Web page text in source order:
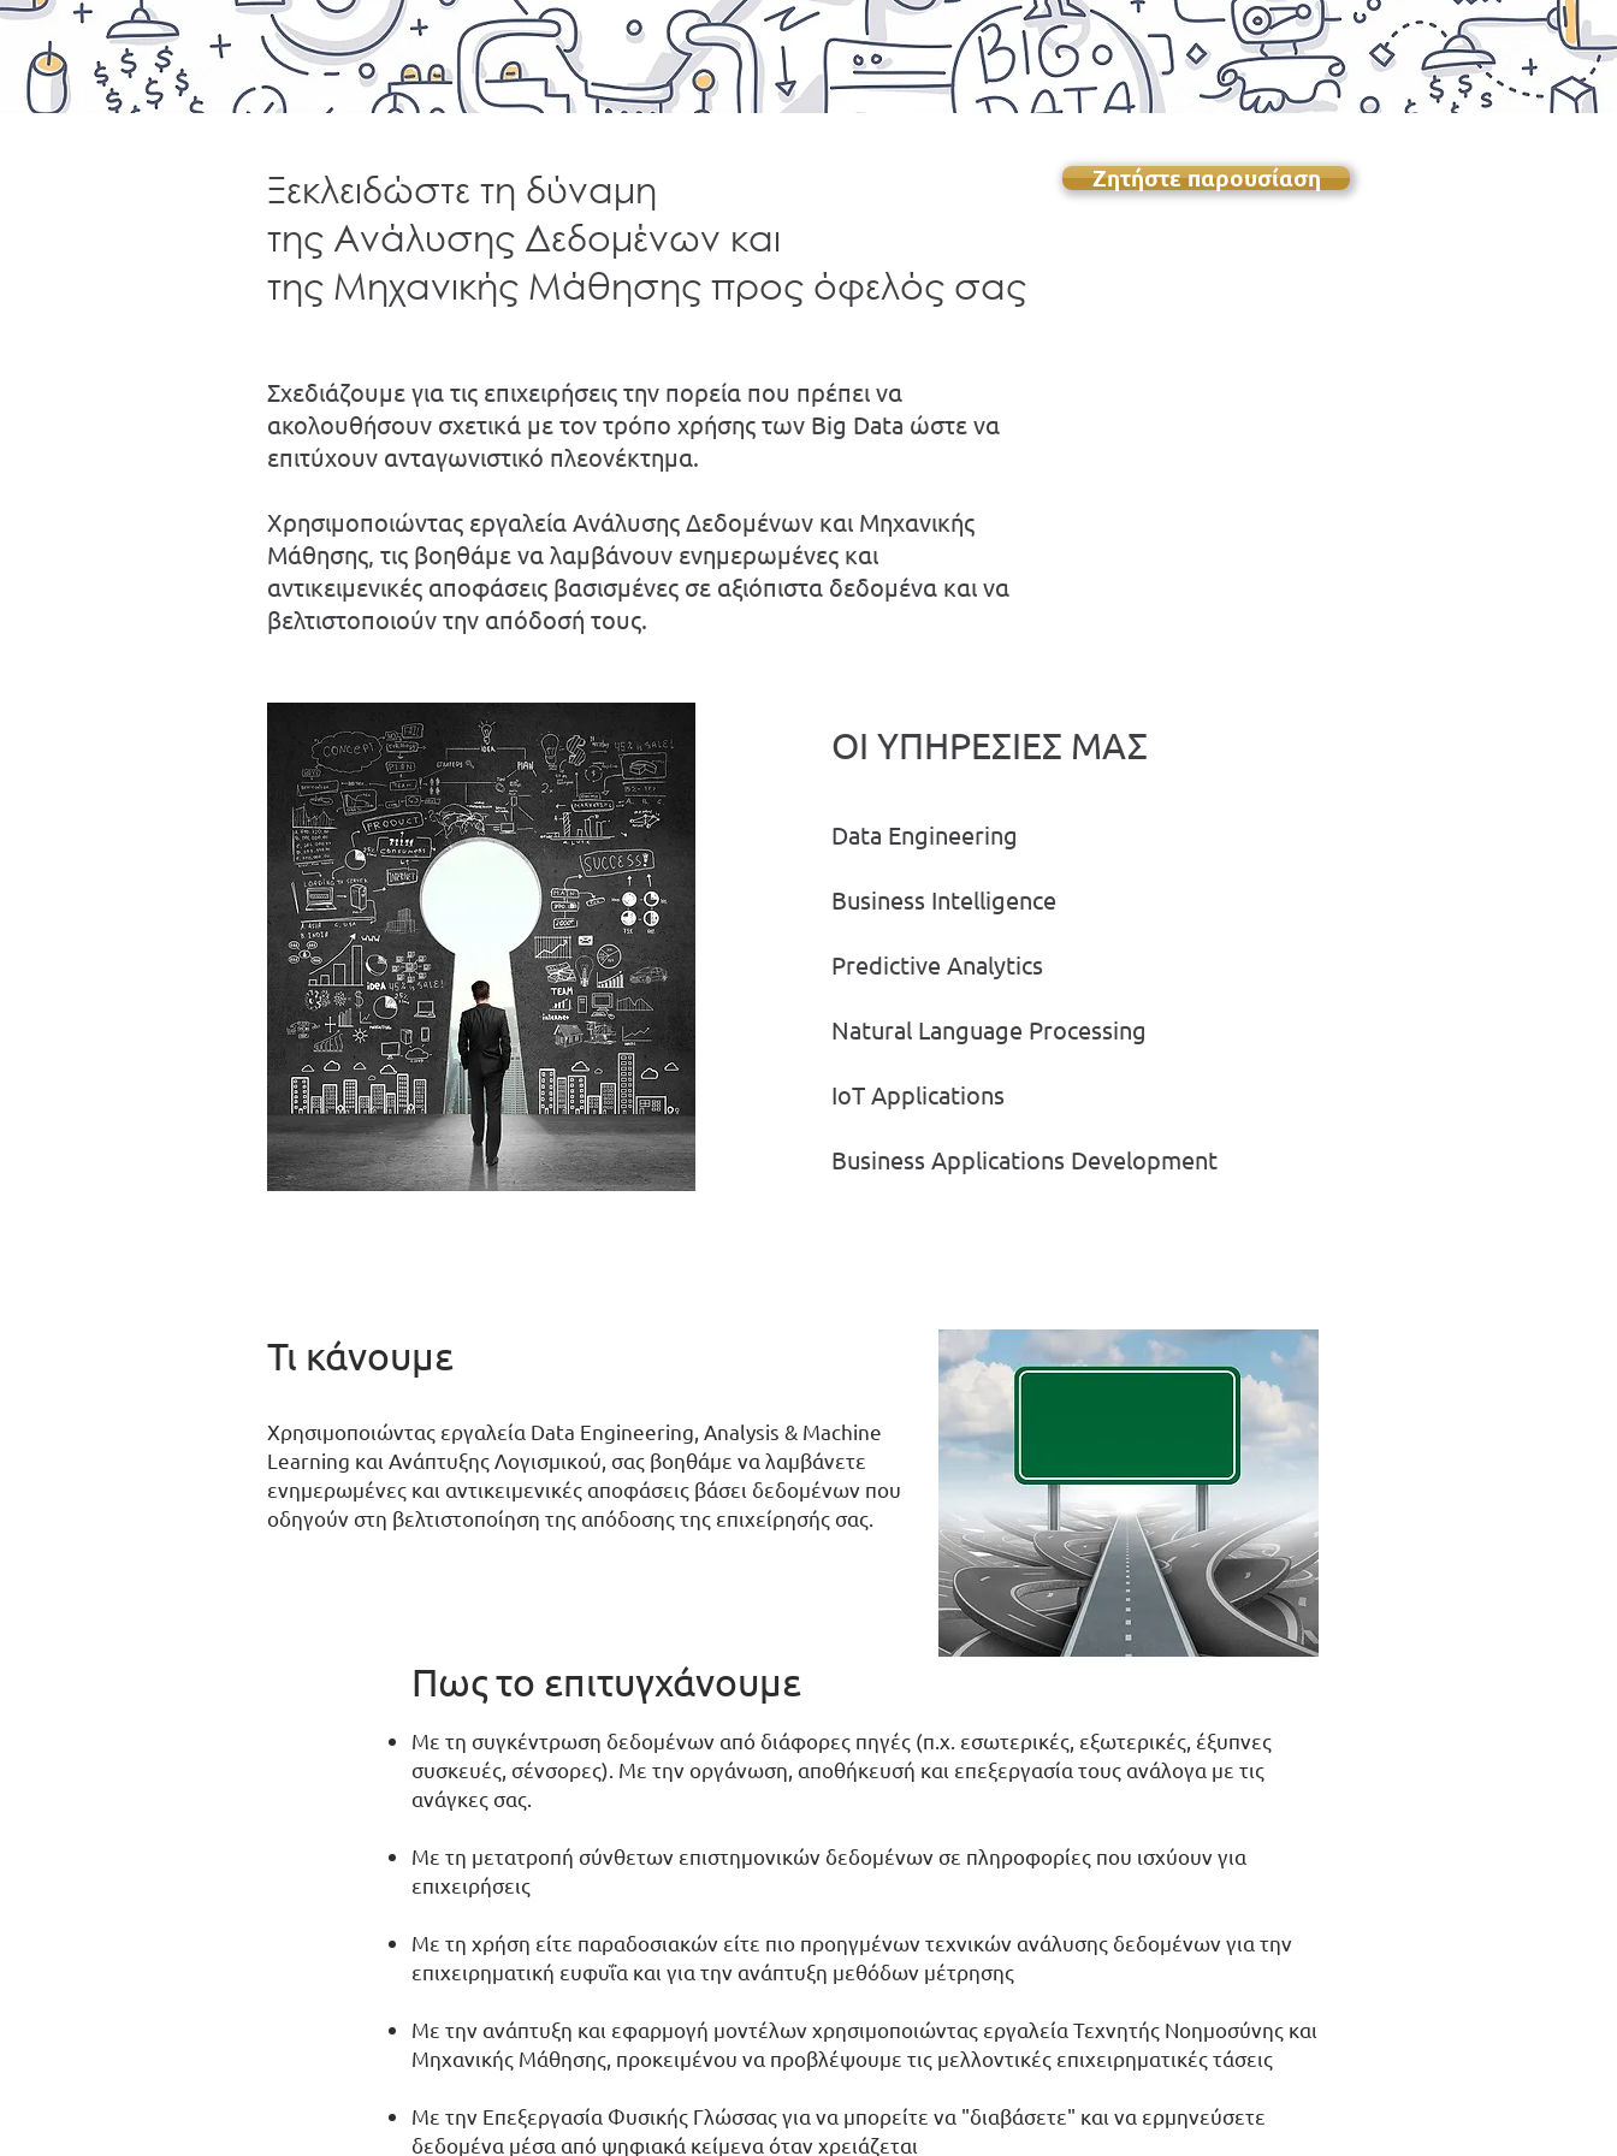
Ξεκλειδώστε τη δύναμη
της Ανάλυσης Δεδομένων και
της Μηχανικής Μάθησης προς όφελός σας
Ζητήστε παρουσίαση
Σχεδιάζουμε για τις επιχειρήσεις την πορεία που πρέπει να
ακολουθήσουν σχετικά με τον τρόπο χρήσης των Big Data ώστε να
επιτύχουν ανταγωνιστικό πλεονέκτημα.
Χρησιμοποιώντας εργαλεία Ανάλυσης Δεδομένων και Μηχανικής
Μάθησης, τις βοηθάμε να λαμβάνουν ενημερωμένες και
αντικειμενικές αποφάσεις βασισμένες σε αξιόπιστα δεδομένα και να
βελτιστοποιούν την απόδοσή τους.
ΟΙ ΥΠΗΡΕΣΙΕΣ ΜΑΣ
Data Engineering
Business Intelligence
Predictive Analytics
Natural Language Processing
IoT Applications
Business Applications Development
Τι κάνουμε
Χρησιμοποιώντας εργαλεία Data Engineering, Analysis & Machine
Learning και Ανάπτυξης Λογισμικού, σας βοηθάμε να λαμβάνετε
ενημερωμένες και αντικειμενικές αποφάσεις βάσει δεδομένων που
οδηγούν στη βελτιστοποίηση της απόδοσης της επιχείρησής σας.
Πως το επιτυγχάνουμε
Με τη συγκέντρωση δεδομένων από διάφορες πηγές (π.χ. εσωτερικές, εξωτερικές, έξυπνες
συσκευές, σένσορες). Με την οργάνωση, αποθήκευσή και επεξεργασία τους ανάλογα με τις
ανάγκες σας.
Με τη μετατροπή σύνθετων επιστημονικών δεδομένων σε πληροφορίες που ισχύουν για
επιχειρήσεις
Με τη χρήση είτε παραδοσιακών είτε πιο προηγμένων τεχνικών ανάλυσης δεδομένων για την
επιχειρηματική ευφυΐα και για την ανάπτυξη μεθόδων μέτρησης
Με την ανάπτυξη και εφαρμογή μοντέλων χρησιμοποιώντας εργαλεία Τεχνητής Νοημοσύνης και
Μηχανικής Μάθησης, προκειμένου να προβλέψουμε τις μελλοντικές επιχειρηματικές τάσεις
Με την Επεξεργασία Φυσικής Γλώσσας για να μπορείτε να "διαβάσετε" και να ερμηνεύσετε
δεδομένα μέσα από ψηφιακά κείμενα όταν χρειάζεται